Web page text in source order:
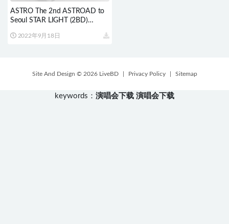
ASTRO The 2nd ASTROAD to
Seoul STAR LIGHT (2BD)
2022年9月18日
Site And Design © 2026 LiveBD Privacy Policy Sitemap
keywords： 演唱会下载 演唱会下载